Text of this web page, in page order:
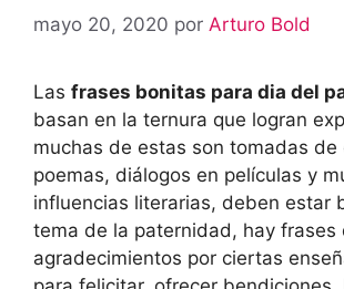
mayo 20, 2020 por Arturo Bold
Las frases bonitas para dia del
basan en la ternura que logran
muchas de estas son tomadas de
poemas, diálogos en películas y
influencias literarias, deben estar
tema de la paternidad, hay frases
agradecimientos por ciertas